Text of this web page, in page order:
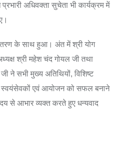
अधिवक्ता सुचेता भी कार्यक्रम में
के साथ हुआ। अंत में श्री योग
श्री महेश चंद गोयल जी तथा
जी ने सभी मुख्य अतिथियों, विशिष्ट
स्वयंसेवकों एवं आयोजन को सफल बनाने
से आभार व्यक्त करते हुए धन्यवाद